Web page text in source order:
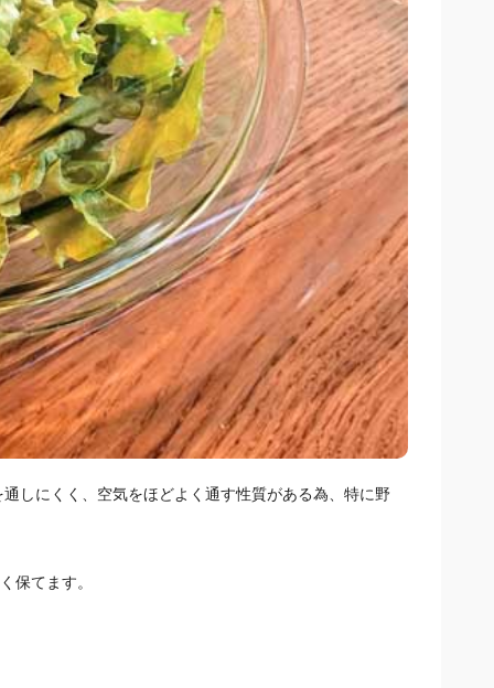
しにくく、空気をほどよく通す性質がある為、特に野
保てます。